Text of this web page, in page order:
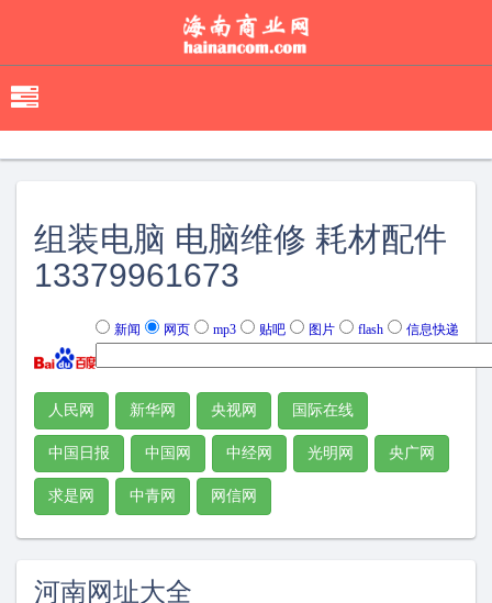
移
动
导
航
组装电脑 电脑维修 耗材配件
13379961673
新闻 网页 mp3 贴吧 图片 flash 信息快递
人民网 新华网 央视网 国际在线
中国日报 中国网 中经网 光明网 央广网
求是网 中青网 网信网
河南网址大全